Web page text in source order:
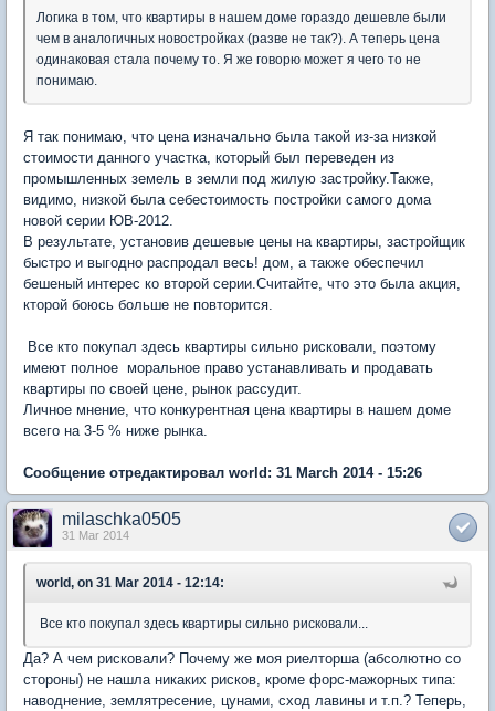
Логика в том, что квартиры в нашем доме гораздо дешевле были
чем в аналогичных новостройках (разве не так?). А теперь цена
одинаковая стала почему то. Я же говорю может я чего то не
понимаю.
Я так понимаю, что цена изначально была такой из-за низкой
стоимости данного участка, который был переведен из
промышленных земель в земли под жилую застройку.Также,
видимо, низкой была себестоимость постройки самого дома
новой серии ЮВ-2012.
В результате, установив дешевые цены на квартиры, застройщик
быстро и выгодно распродал весь! дом, а также обеспечил
бешеный интерес ко второй серии.Считайте, что это была акция,
кторой боюсь больше не повторится.
Все кто покупал здесь квартиры сильно рисковали, поэтому
имеют полное моральное право устанавливать и продавать
квартиры по своей цене, рынок рассудит.
Личное мнение, что конкурентная цена квартиры в нашем доме
всего на 3-5 % ниже рынка.
Сообщение отредактировал world: 31 March 2014 - 15:26
milaschka0505
31 Mar 2014
world, on 31 Mar 2014 - 12:14:
Все кто покупал здесь квартиры сильно рисковали...
Да? А чем рисковали? Почему же моя риелторша (абсолютно со
стороны) не нашла никаких рисков, кроме форс-мажорных типа:
наводнение, землятресение, цунами, сход лавины и т.п.? Теперь,